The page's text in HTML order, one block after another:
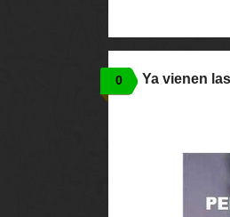
0 Ya vienen